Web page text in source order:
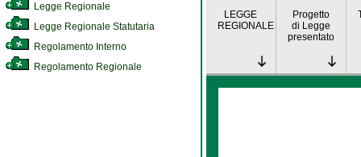
Legge Regionale
Legge Regionale Statutaria
Regolamento Interno
Regolamento Regionale
LEGGE
REGIONALE
Progetto
di Legge
presentato